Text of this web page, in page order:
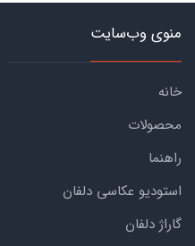
منوی وب‌سایت
خانه
محصولات
راهنما
استودیو عکاسی دلفان
گاراژ دلفان